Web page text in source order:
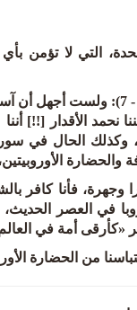
التي لا تؤمن
نحمد الأقدار [!!]
وكذلك الحال في
والحضارة
وجهرة، فأنا كافر
في العصر
من الحضارة